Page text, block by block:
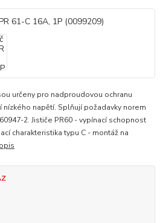
určeny pro nadproudovou ochranu
nízkého napětí. Splňují požadavky norem
2. Jističe PR60 - vypínací schopnost
charakteristika typu C - montáž na